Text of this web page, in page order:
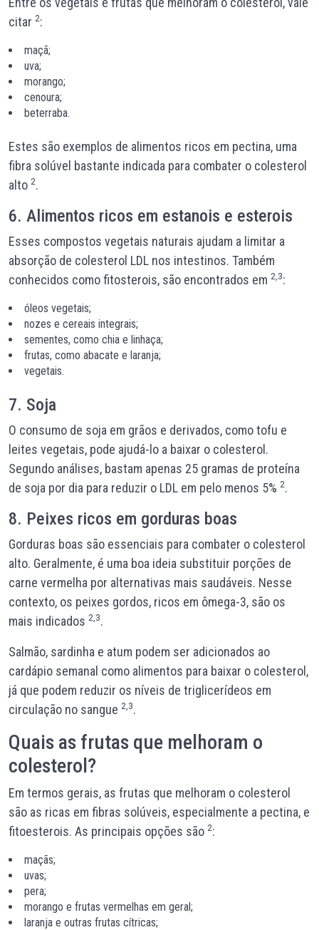
citar 2:
maçã;
uva;
morango;
cenoura;
beterraba.
Estes são exemplos de alimentos ricos em pectina, uma
fibra solúvel bastante indicada para combater o colesterol
alto 2.
6. Alimentos ricos em estanois e esterois
Esses compostos vegetais naturais ajudam a limitar a
absorção de colesterol LDL nos intestinos. Também
conhecidos como fitosterois, são encontrados em 2,3:
óleos vegetais;
nozes e cereais integrais;
sementes, como chia e linhaça;
frutas, como abacate e laranja;
vegetais.
7. Soja
O consumo de soja em grãos e derivados, como tofu e
leites vegetais, pode ajudá-lo a baixar o colesterol.
Segundo análises, bastam apenas 25 gramas de proteína
de soja por dia para reduzir o LDL em pelo menos 5% 2.
8. Peixes ricos em gorduras boas
Gorduras boas são essenciais para combater o colesterol
alto. Geralmente, é uma boa ideia substituir porções de
carne vermelha por alternativas mais saudáveis. Nesse
contexto, os peixes gordos, ricos em ômega-3, são os
mais indicados 2,3.
Salmão, sardinha e atum podem ser adicionados ao
cardápio semanal como alimentos para baixar o colesterol,
já que podem reduzir os níveis de triglicerídeos em
circulação no sangue 2,3.
Quais as frutas que melhoram o
colesterol?
Em termos gerais, as frutas que melhoram o colesterol
são as ricas em fibras solúveis, especialmente a pectina, e
fitoesterois. As principais opções são 2:
maçãs;
uvas;
pera;
morango e frutas vermelhas em geral;
laranja e outras frutas cítricas;